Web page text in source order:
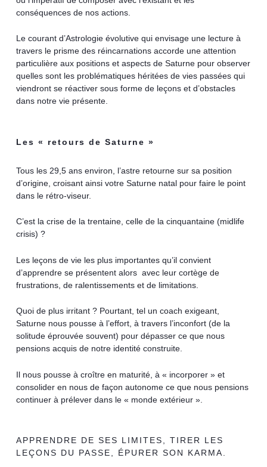
conséquences de nos actions.
Le courant d’Astrologie évolutive qui envisage une lecture à
travers le prisme des réincarnations accorde une attention
particulière aux positions et aspects de Saturne pour observer
quelles sont les problématiques héritées de vies passées qui
viendront se réactiver sous forme de leçons et d’obstacles
dans notre vie présente.
Les « retours de Saturne »
Tous les 29,5 ans environ, l’astre retourne sur sa position
d’origine, croisant ainsi votre Saturne natal pour faire le point
dans le rétro-viseur.
C’est la crise de la trentaine, celle de la cinquantaine (midlife
crisis) ?
Les leçons de vie les plus importantes qu’il convient
d’apprendre se présentent alors avec leur cortège de
frustrations, de ralentissements et de limitations.
Quoi de plus irritant ? Pourtant, tel un coach exigeant,
Saturne nous pousse à l’effort, à travers l’inconfort (de la
solitude éprouvée souvent) pour dépasser ce que nous
pensions acquis de notre identité construite.
Il nous pousse à croître en maturité, à « incorporer » et
consolider en nous de façon autonome ce que nous pensions
continuer à prélever dans le « monde extérieur ».
APPRENDRE DE SES LIMITES, TIRER LES
LEÇONS DU PASSE, ÉPURER SON KARMA.